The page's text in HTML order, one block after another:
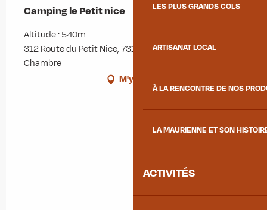
LES PLUS GRANDS COLS
ARTISANAT LOCAL
À LA RENCONTRE DE NOS
LA MAURIENNE ET SON
ACTIVITÉS
Camping le Petit nice
Altitude : 540m
312 Route du Petit Nice, 73130 Saint-Martin-sur-la-
Chambre
M'y rendre